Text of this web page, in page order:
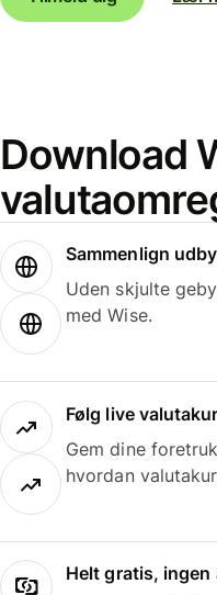
Download
Sammenlign
Uden skjulte
med Wise.
Følg live
Gem dine
hvordan
Helt gratis, ingen